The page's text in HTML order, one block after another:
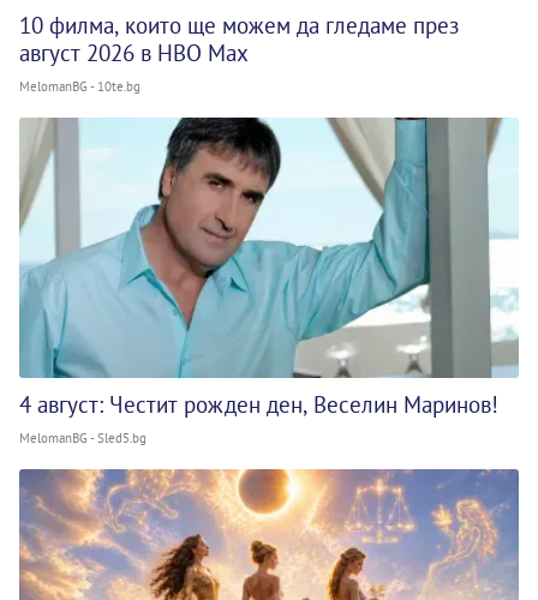
10 филма, които ще можем да гледаме през
август 2026 в HBO Max
MelomanBG - 10te.bg
4 август: Честит рожден ден, Веселин Маринов!
MelomanBG - Sled5.bg